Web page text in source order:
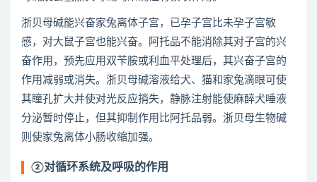
浙贝母碱能兴奋家兔离体子宫，已孕子宫比未孕子宫敏
感，对大鼠子宫也能兴奋。阿托品不能消除其对子宫的兴
奋作用，预先应用双苄胺或利血平处理后，其兴奋子宫的
作用减弱或消失。浙贝母碱溶液给犬、猫和家兔滴眼可使
其瞳孔扩大并使对光反应捎失，静脉注射能使麻醉犬唾液
分泌暂时停止，但其抑制作用比阿托品弱。浙贝母生物碱
则使家兔离体小肠收缩加强。
②对循环系统及呼吸的作用